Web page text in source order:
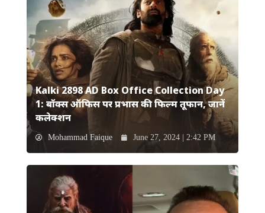
Kalki 2898 AD Box Office Collection Day
1: बॉक्स ऑफिस पर प्रभास की फिल्म तूफान, जानें
कलेक्शन
Mohammad Faique June 27, 2024 | 2:42 PM